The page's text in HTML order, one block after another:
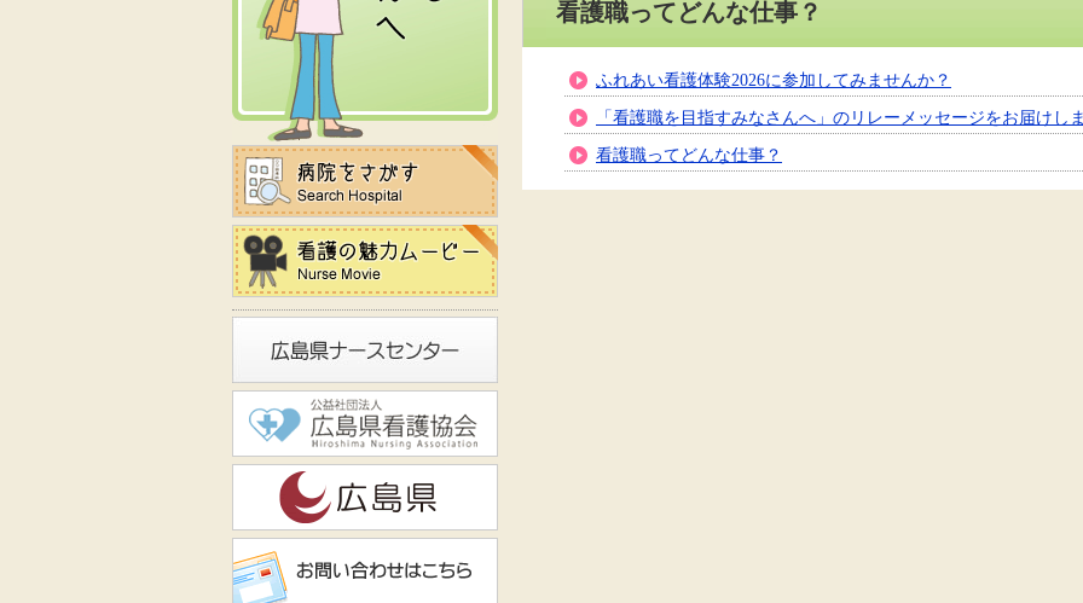
看護職ってどんな仕事？
ふれあい看護体験2026に参加してみませんか？
「看護職を目指すみなさんへ」のリレーメッセージをお届けし
看護職ってどんな仕事？